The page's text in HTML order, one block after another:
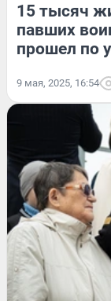
15 тысяч
павших
прошел по
9 мая, 2025, 16:54